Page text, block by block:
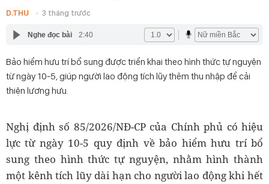
D.THU 3 tháng trước
Nghe đọc bài 2:40
Bảo hiểm hưu trí bổ sung được triển khai theo hình thức tự nguyện
từ ngày 10-5, giúp người lao động tích lũy thêm thu nhập để cải
thiện lương hưu.
Nghị định số 85/2026/NĐ-CP của Chính phủ có hiệu
lực từ ngày 10-5 quy định về bảo hiểm hưu trí bổ
sung theo hình thức tự nguyện, nhằm hình thành
một kênh tích lũy dài hạn cho người lao động khi hết